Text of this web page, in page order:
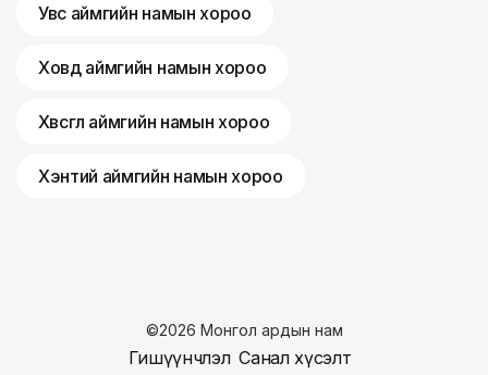
Увс аймгийн намын хороо
Ховд аймгийн намын хороо
Хөвсгөл аймгийн намын хороо
Хэнтий аймгийн намын хороо
©2026 Монгол ардын нам
Гишүүнчлэл Санал хүсэлт